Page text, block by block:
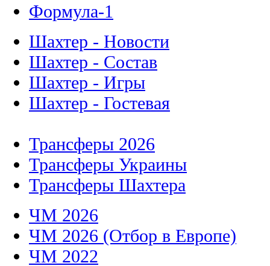
Формула-1
Шахтер - Новости
Шахтер - Состав
Шахтер - Игры
Шахтер - Гостевая
Трансферы 2026
Трансферы Украины
Трансферы Шахтера
ЧМ 2026
ЧМ 2026 (Отбор в Европе)
ЧМ 2022